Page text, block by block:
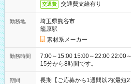
交通費 交通費支給有り
勤務地
埼玉県熊谷市
籠原駅
素材系メーカー
勤務時間
7:00～15:00 15:00～22:00 22:00～7:00 ※表記のうち
15分から8時間です。
期間
長期【ご応募から1週間以内(最短2